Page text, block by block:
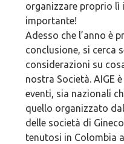
organizzare proprio lì
importante!
Adesso che l’anno è
conclusione, si cerca
considerazioni su
nostra Società. AIGE
eventi, sia nazionali
quello organizzato
delle società di
tenutosi in Colombia